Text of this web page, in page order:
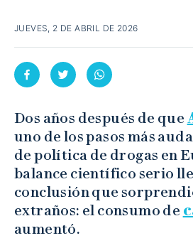
JUEVES, 2 DE ABRIL DE 2026
Dos años después de que
uno de los pasos más
de política de drogas en
balance científico serio
conclusión que
extraños: el consumo de
aumentó.